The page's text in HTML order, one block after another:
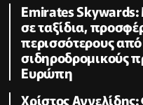
Emirates Skywards:
σε ταξίδια,
περισσότερους
σιδηροδρομικούς
Ευρώπη
Χρίστος